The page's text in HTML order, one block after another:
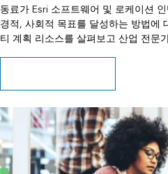
동료가 Esri 소프트웨어 및 로케이션
경적, 사회적 목표를 달성하는 방법에
티 계획 리소스를 살펴보고 산업 전문